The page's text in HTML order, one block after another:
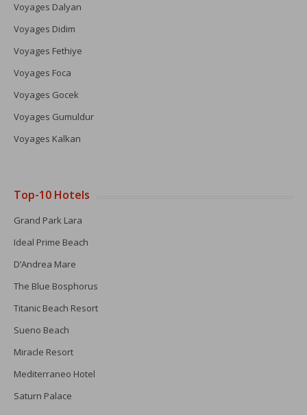
Voyages Dalyan
Voyages Didim
Voyages Fethiye
Voyages Foca
Voyages Gocek
Voyages Gumuldur
Voyages Kalkan
Top-10 Hotels
Grand Park Lara
Ideal Prime Beach
D’Andrea Mare
The Blue Bosphorus
Titanic Beach Resort
Sueno Beach
Miracle Resort
Mediterraneo Hotel
Saturn Palace